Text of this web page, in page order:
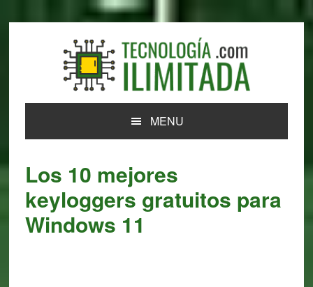
MENU
Los 10 mejores
keyloggers gratuitos para
Windows 11